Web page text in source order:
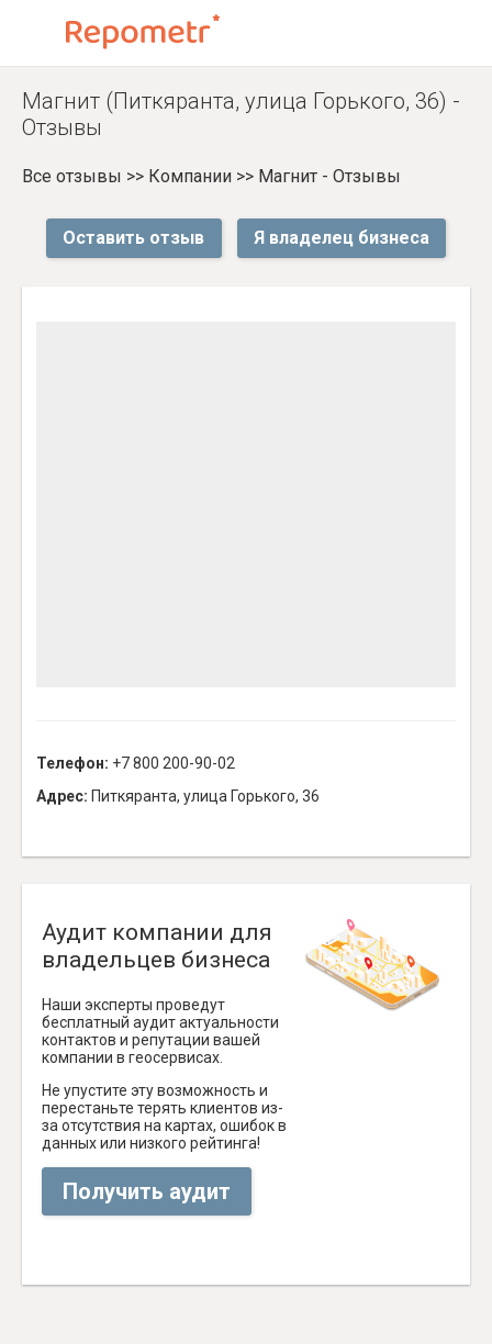
Магнит (Питкяранта, улица Горького, 36) -
Отзывы
Все отзывы >> Компании >> Магнит - Отзывы
Оставить отзыв Я владелец бизнеса
Телефон: +7 800 200-90-02
Адрес: Питкяранта, улица Горького, 36
Аудит компании для
владельцев бизнеса
Наши эксперты проведут
бесплатный аудит актуальности
контактов и репутации вашей
компании в геосервисах.
Не упустите эту возможность и
перестаньте терять клиентов из-
за отсутствия на картах, ошибок в
данных или низкого рейтинга!
Получить аудит